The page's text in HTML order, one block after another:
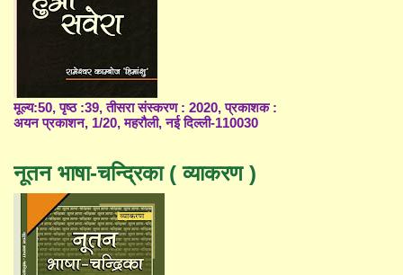
मूल्य:50, पृष्ठ :39, तीसरा संस्करण : 2020, प्रकाशक :
अयन प्रकाशन, 1/20, महरौली, नई दिल्ली-110030
नूतन भाषा-चन्द्रिका ( व्याकरण )